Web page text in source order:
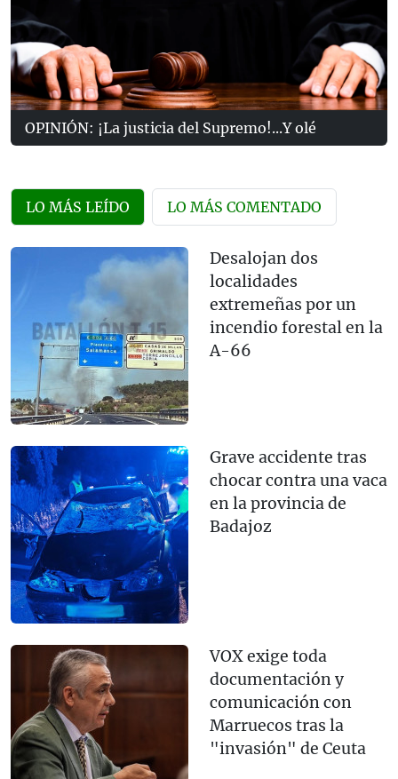
OPINIÓN: ¡La justicia del Supremo!...Y olé
LO MÁS LEÍDO LO MÁS COMENTADO
Desalojan dos
localidades
extremeñas por un
incendio forestal en la
A-66
Grave accidente tras
chocar contra una vaca
en la provincia de
Badajoz
VOX exige toda
documentación y
comunicación con
Marruecos tras la
"invasión" de Ceuta